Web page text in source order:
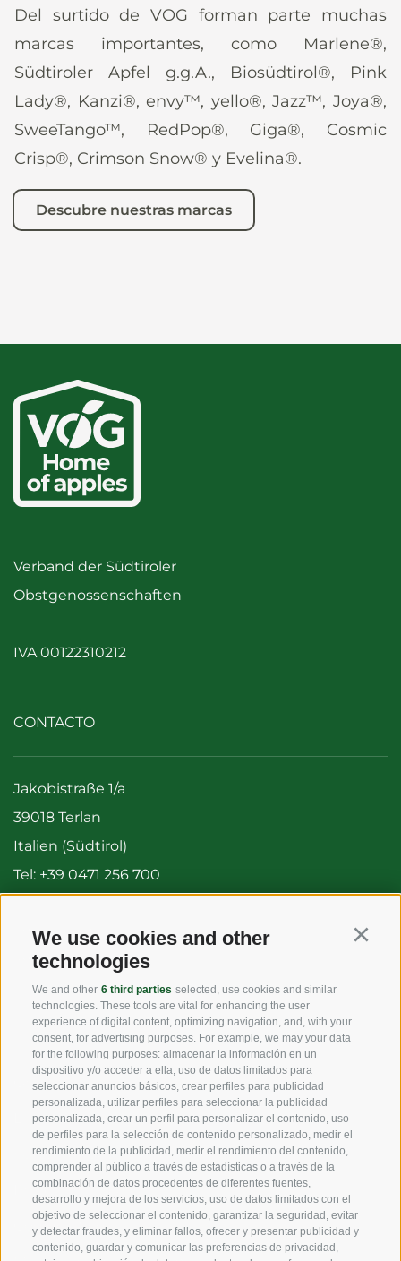
We use cookies and other
technologies
We and other 6 third parties selected, use cookies and similar
technologies. These tools are vital for enhancing the user
experience of digital content, optimizing navigation, and, with your
consent, for advertising purposes. For example, we may your data
for the following purposes: almacenar la información en un
dispositivo y/o acceder a ella, uso de datos limitados para
seleccionar anuncios básicos, crear perfiles para publicidad
personalizada, utilizar perfiles para seleccionar la publicidad
personalizada, crear un perfil para personalizar el contenido, uso
de perfiles para la selección de contenido personalizado, medir el
rendimiento de la publicidad, medir el rendimiento del contenido,
comprender al público a través de estadísticas o a través de la
combinación de datos procedentes de diferentes fuentes,
desarrollo y mejora de los servicios, uso de datos limitados con el
objetivo de seleccionar el contenido, garantizar la seguridad, evitar
y detectar fraudes, y eliminar fallos, ofrecer y presentar publicidad y
contenido, guardar y comunicar las preferencias de privacidad,
Del surtido de VOG forman parte muchas
marcas importantes, como Marlene®,
Südtiroler Apfel g.g.A., Biosüdtirol®, Pink
Lady®, Kanzi®, envy™, yello®, Jazz™, Joya®,
SweeTango™, RedPop®, Giga®, Cosmic
Crisp®, Crimson Snow® y Evelina®.
Descubre nuestras marcas
Verband der Südtiroler
Obstgenossenschaften
IVA 00122310212
CONTACTO
Jakobistraße 1/a
39018 Terlan
Italien (Südtirol)
Tel: +39 0471 256 700
info@vog.it
info@pec.vog.it
LINKS
Origen
Experiencia
Sostenibilidad
Productos y Marcas
Código etico